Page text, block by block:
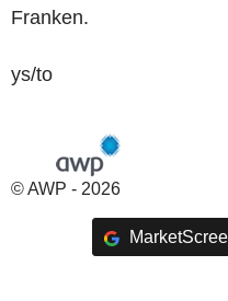
Franken.
ys/to
© AWP - 2026